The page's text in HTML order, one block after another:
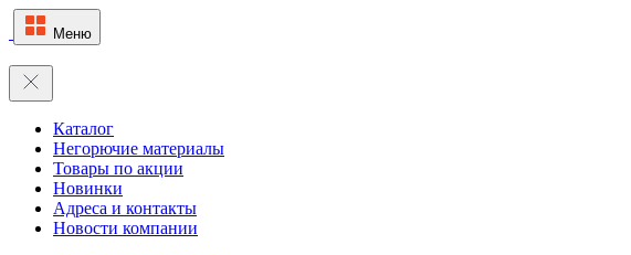
Меню
Каталог
Негорючие материалы
Товары по акции
Новинки
Адреса и контакты
Новости компании